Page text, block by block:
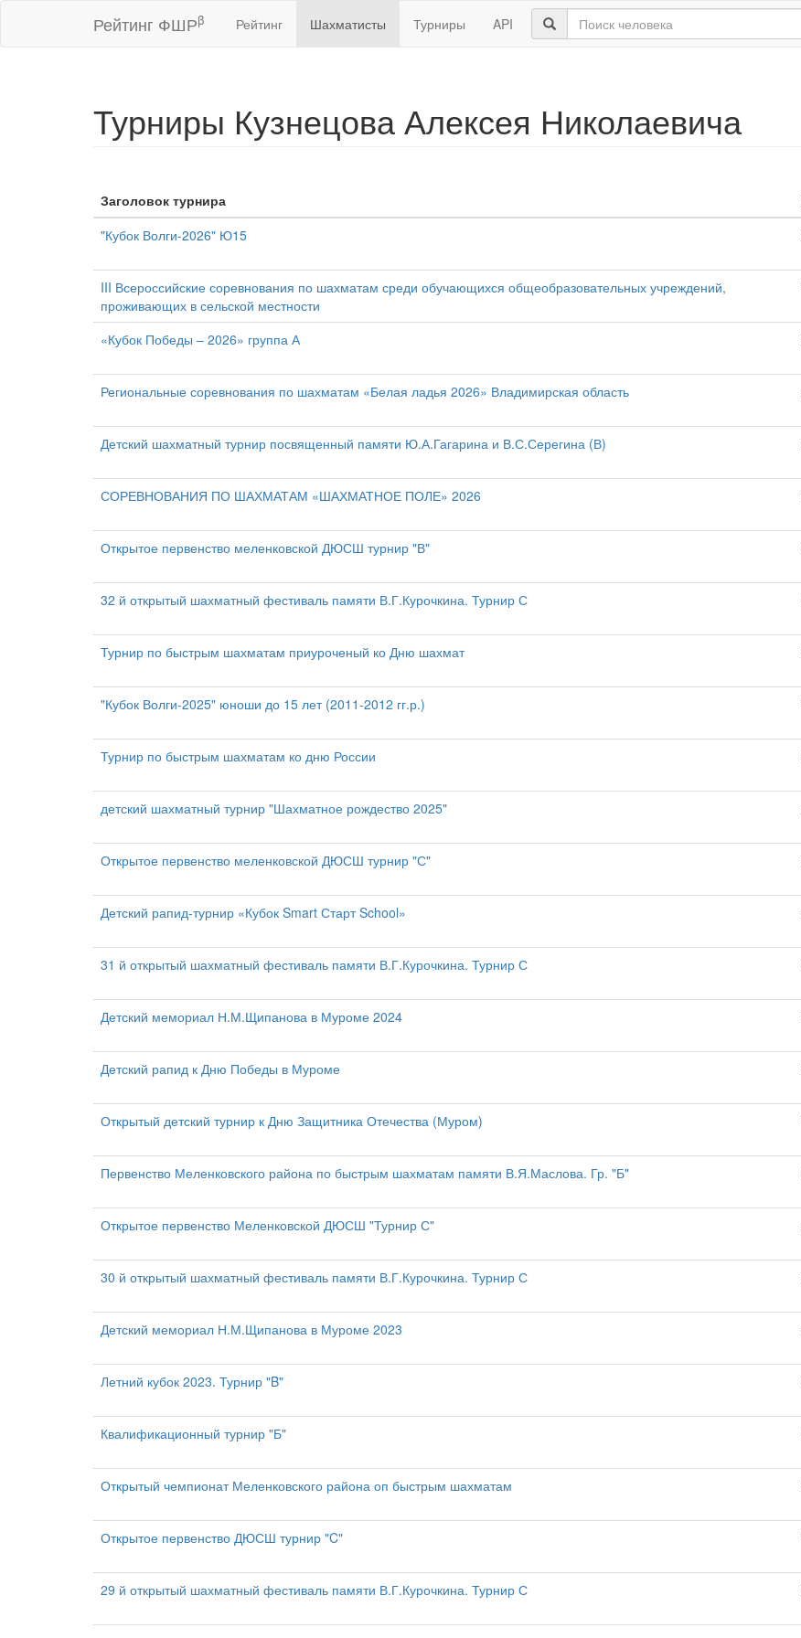
Рейтинг ФШРβ Рейтинг Шахматисты Турниры API
Турниры Кузнецова Алексея Николаевича
Заголовок турнира
"Кубок Волги-2026" Ю15
III Всероссийские соревнования по шахматам среди обучающихся общеобразовательных учреждений,
проживающих в сельской местности
«Кубок Победы – 2026» группа А
Региональные соревнования по шахматам «Белая ладья 2026» Владимирская область
Детский шахматный турнир посвященный памяти Ю.А.Гагарина и В.С.Серегина (В)
СОРЕВНОВАНИЯ ПО ШАХМАТАМ «ШАХМАТНОЕ ПОЛЕ» 2026
Открытое первенство меленковской ДЮСШ турнир "В"
32 й открытый шахматный фестиваль памяти В.Г.Курочкина. Турнир С
Турнир по быстрым шахматам приуроченый ко Дню шахмат
"Кубок Волги-2025" юноши до 15 лет (2011-2012 гг.р.)
Турнир по быстрым шахматам ко дню России
детский шахматный турнир "Шахматное рождество 2025"
Открытое первенство меленковской ДЮСШ турнир "С"
Детский рапид-турнир «Кубок Smart Старт School»
31 й открытый шахматный фестиваль памяти В.Г.Курочкина. Турнир С
Детский мемориал Н.М.Щипанова в Муроме 2024
Детский рапид к Дню Победы в Муроме
Открытый детский турнир к Дню Защитника Отечества (Муром)
Первенство Меленковского района по быстрым шахматам памяти В.Я.Маслова. Гр. "Б"
Открытое первенство Меленковской ДЮСШ "Турнир С"
30 й открытый шахматный фестиваль памяти В.Г.Курочкина. Турнир С
Детский мемориал Н.М.Щипанова в Муроме 2023
Летний кубок 2023. Турнир "B"
Квалификационный турнир "Б"
Открытый чемпионат Меленковского района оп быстрым шахматам
Открытое первенство ДЮСШ турнир "C"
29 й открытый шахматный фестиваль памяти В.Г.Курочкина. Турнир С